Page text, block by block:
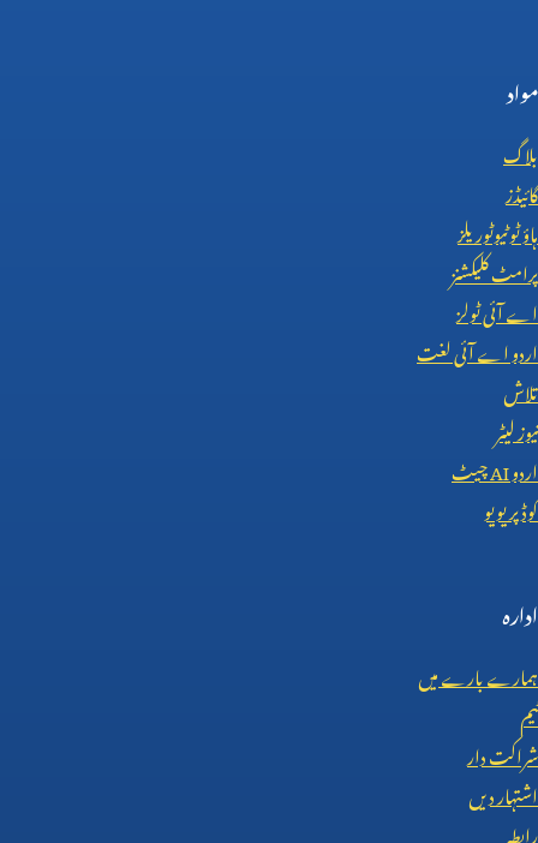
مواد
بلاگ
گائیڈز
ہاؤ ٹو ٹیوٹوریلز
پرامٹ کلیکشنز
اے آئی ٹولز
اردو اے آئی لغت
تلاش
نیوز لیٹر
اردوAIچیٹ
کوڈ پریویو
ادارہ
ہمارے بارے میں
ٹیم
شراکت دار
اشتہار دیں
رابطہ